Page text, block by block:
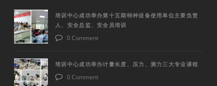
培训中心成功举办第十五期特种设备使用单位主要负责
人、安全总监、安全员培训
0 Comment
培训中心成功举办计量长度、压力、测力三大专业课程
0 Comment